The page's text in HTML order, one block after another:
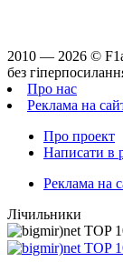
2010 — 2026 ©
без
Про нас
Реклама на
Про проект
Написати в
Реклама на
Лічильники